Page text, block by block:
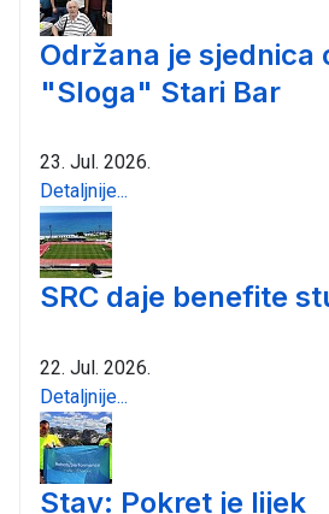
Održana je sjednica
"Sloga" Stari Bar
23. Jul. 2026.
Detaljnije...
SRC daje benefite
22. Jul. 2026.
Detaljnije...
Stav: Pokret je lijek